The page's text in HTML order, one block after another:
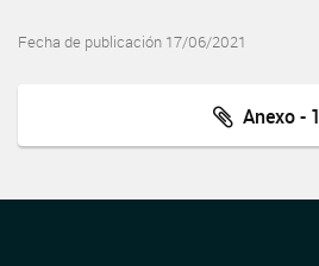
Fecha de publicación 17/06/2021
Anexo - 1